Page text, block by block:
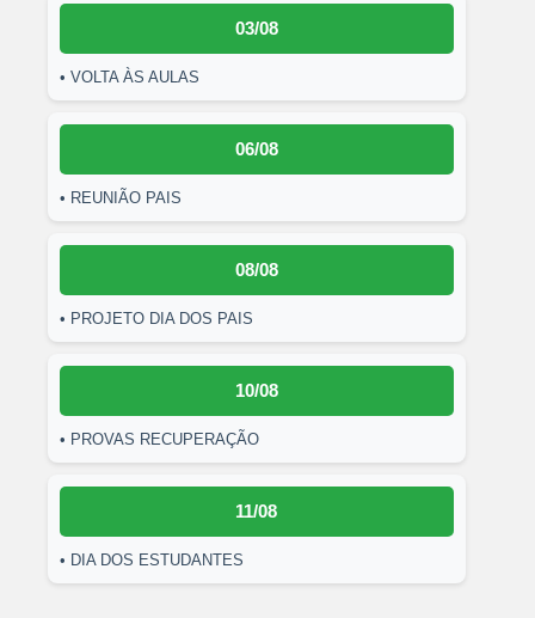
03/08
• VOLTA ÀS AULAS
06/08
• REUNIÃO PAIS
08/08
• PROJETO DIA DOS PAIS
10/08
• PROVAS RECUPERAÇÃO
11/08
• DIA DOS ESTUDANTES